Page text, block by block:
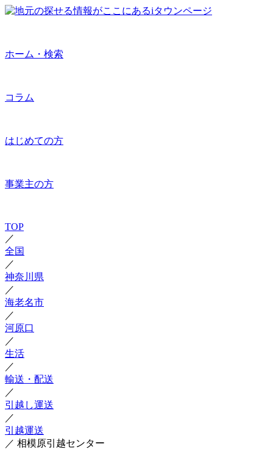
ホーム・検索
コラム
はじめての方
事業主の方
TOP
／
全国
／
神奈川県
／
海老名市
／
河原口
／
生活
／
輸送・配送
／
引越し運送
／
引越運送
／ 相模原引越センター